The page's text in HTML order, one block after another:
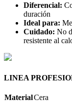
Diferencial:
duración
Ideal para:
Cuidado: No
resistente al
LINEA
MaterialCera